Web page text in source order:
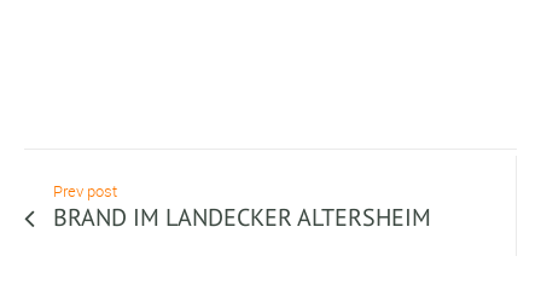
Prev post
BRAND IM LANDECKER ALTERSHEIM